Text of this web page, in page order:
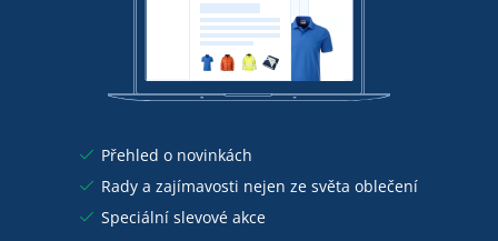
Přehled o novinkách
Rady a zajímavosti nejen ze světa oblečení
Speciální slevové akce